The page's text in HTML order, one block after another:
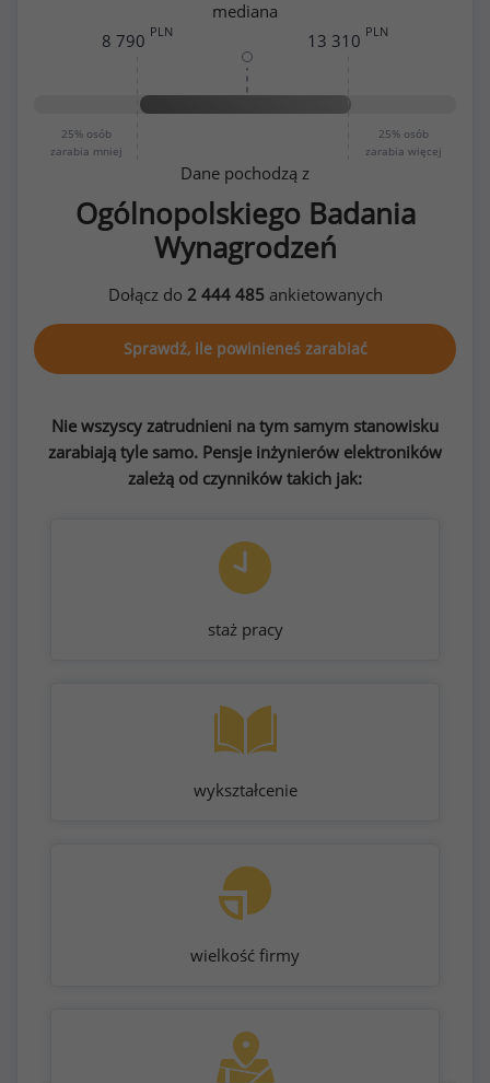
mediana
25% osób
zarabia mniej
25% osób
zarabia więcej
8 790 PLN 13 310 PLN
Dane pochodzą z
Ogólnopolskiego Badania
Wynagrodzeń
Dołącz do 2 444 485ankietowanych
Sprawdź, ile powinieneś zarabiać
Nie wszyscy zatrudnieni na tym samym stanowisku
zarabiają tyle samo. Pensje inżynierów elektroników
zależą od czynników takich jak:
staż pracy
wykształcenie
wielkość firmy